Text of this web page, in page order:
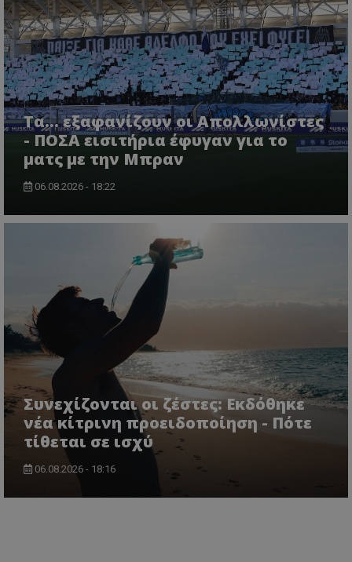
Τα... εξαφανίζουν οι Απολλωνίστες
- ΠΟΣΑ εισιτήρια έφυγαν για το
ματς με την Μπραν
06.08.2026 - 18:22
Συνεχίζονται οι ζέστες: Εκδόθηκε
νέα κίτρινη προειδοποίηση - Πότε
τίθεται σε ισχύ
06.08.2026 - 18:16